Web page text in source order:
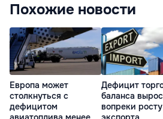
Похожие новости
Европа может
столкнуться с
дефицитом
Дефицит
баланса вырос
вопреки росту